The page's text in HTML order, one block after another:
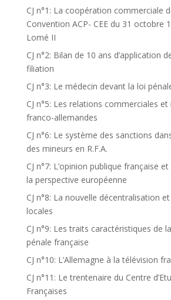
CJ n°1: La coopération commerciale
Convention ACP- CEE du 31 octobre
Lomé II
CJ n°2: Bilan de 10 ans d’application
filiation
CJ n°3: Le médecin devant la loi
CJ n°5: Les relations commerciales
franco-allemandes
CJ n°6: Le système des sanctions
des mineurs en R.F.A.
CJ n°7: L’opinion publique française
la perspective européenne
CJ n°8: La nouvelle décentralisation
locales
CJ n°9: Les traits caractéristiques de
pénale française
CJ n°10: L’Allemagne à la télévision
CJ n°11: Le trentenaire du Centre
Françaises